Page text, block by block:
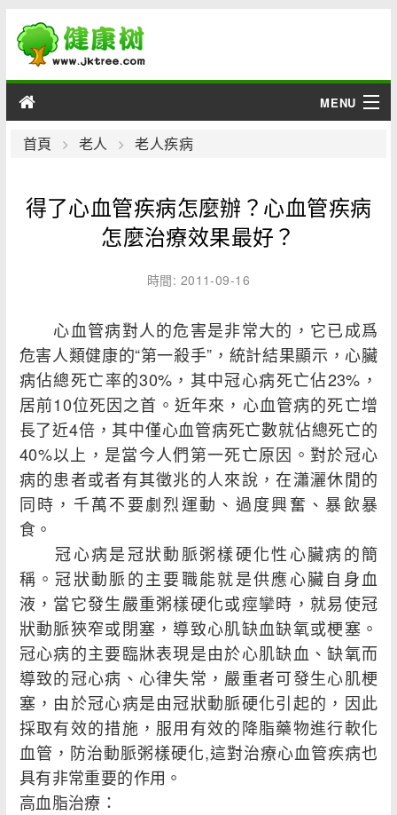
MENU
男性
疾病
首頁 老人 老人疾病
得了心血管疾病怎麼辦？心血管疾病
怎麼治療效果最好？
時間: 2011-09-16
心血管病對人的危害是非常大的，它已成爲
危害人類健康的“第一殺手”，統計結果顯示，心臟
病佔總死亡率的30%，其中冠心病死亡佔23%，
居前10位死因之首。近年來，心血管病的死亡增
長了近4倍，其中僅心血管病死亡數就佔總死亡的
40%以上，是當今人們第一死亡原因。對於冠心
病的患者或者有其徵兆的人來說，在瀟灑休閒的
同時，千萬不要劇烈運動、過度興奮、暴飲暴
食。
冠心病是冠狀動脈粥樣硬化性心臟病的簡
稱。冠狀動脈的主要職能就是供應心臟自身血
液，當它發生嚴重粥樣硬化或痙攣時，就易使冠
狀動脈狹窄或閉塞，導致心肌缺血缺氧或梗塞。
冠心病的主要臨牀表現是由於心肌缺血、缺氧而
導致的冠心病、心律失常，嚴重者可發生心肌梗
塞，由於冠心病是由冠狀動脈硬化引起的，因此
採取有效的措施，服用有效的降脂藥物進行軟化
血管，防治動脈粥樣硬化,這對治療心血管疾病也
具有非常重要的作用。
高血脂治療：